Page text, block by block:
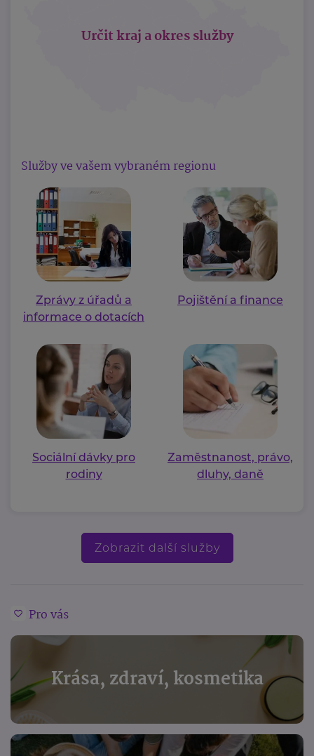
Určit kraj a okres služby
Služby ve vašem vybraném regionu
Zprávy z úřadů a
informace o dotacích
Pojištění a finance
Sociální dávky pro
rodiny
Zaměstnanost, právo,
dluhy, daně
Zobrazit další služby
Pro vás
Krása, zdraví, kosmetika